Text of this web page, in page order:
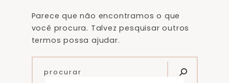
Parece que não encontramos o que
você procura. Talvez pesquisar outros
termos possa ajudar.